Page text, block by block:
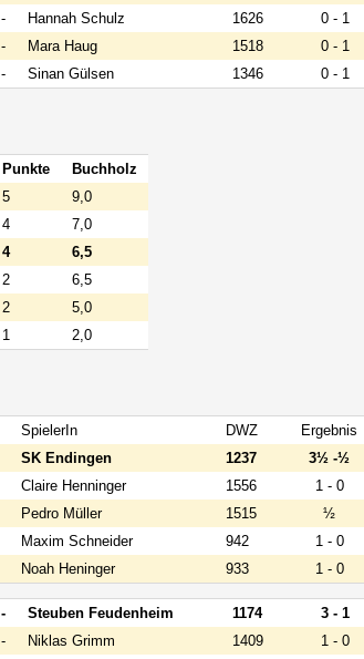
- Hannah Schulz 1626
0 - 1
- Mara Haug 1518
0 - 1
- Sinan Gülsen 1346 0 - 1
Punkte
Buchholz
5
9,0
4
7,0
4
6,5
2
6,5
2
5,0
1 2,0
SpielerIn DWZ
Ergebnis
SK Endingen 1237
3½ -½
Claire Henninger 1556
1 - 0
Pedro Müller 1515
½
Maxim Schneider 942
1 - 0
Noah Heninger 933 1 - 0
- Steuben Feudenheim 1174
3 - 1
- Niklas Grimm 1409
1 - 0